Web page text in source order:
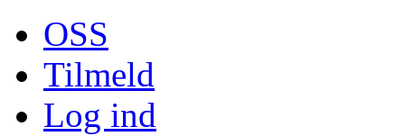
OSS
Tilmeld
Log ind